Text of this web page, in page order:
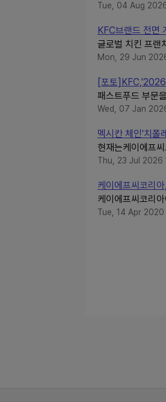
Tue, 04 Aug
KFC브랜드 전면
글로벌 치킨 프랜
Mon, 29 Jun
[포토]KFC,'2026
패스트푸드 부문
Wed, 07 Jan
멕시칸 체인'치폴
현재는케이에프
Thu, 23 Jul
케이에프씨코리
케이에프씨코리
Tue, 14 Apr